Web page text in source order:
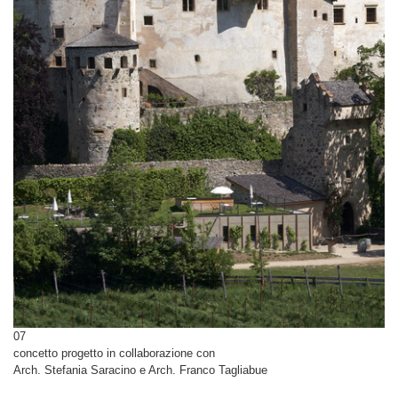
07
concetto progetto in collaborazione con
Arch. Stefania Saracino e Arch. Franco Tagliabue